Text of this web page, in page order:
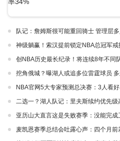
队记：詹姆斯很可能重回骑士 管理层
神级躺赢！索汉提前锁定NBA总冠军
创NBA历史最长纪录！将连续8年不同
挖角俄城？曝湖人或追多位雷霆球员
NBA官网5大专家预测总决赛：3人看好马刺夺冠 文班
二选一？湖人队记：里夫斯续约优先
亚历山大直言这是失败赛季：没能完
麦凯恩赛季总结会吐露心声：四个月前若有